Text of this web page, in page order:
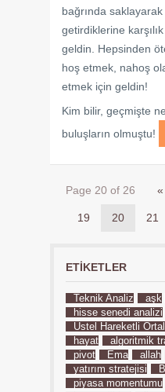
bağrında
getirdiklerine
geldin. Hepsinden
hoş etmek, nahoş
etmek için geldin!
Kim bilir, geçmişte
buluşların olmuştu!
Page 20 of 26
19 20 21
ETIKETLER
Teknik Analiz aşk
hisse senedi analizi
Üstel Hareketli
hayat
algoritmik
pivot
Ema allah
yatırım stratejisi
piyasa momentumu